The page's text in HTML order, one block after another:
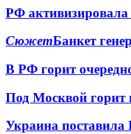
РФ
СюжетБанкет
В РФ горит
Под Москвой горит
Украина